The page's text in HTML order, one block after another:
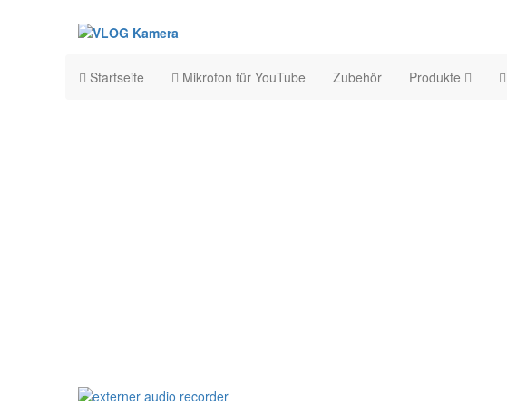
Startseite Mikrofon für YouTube Zubehör Produkte